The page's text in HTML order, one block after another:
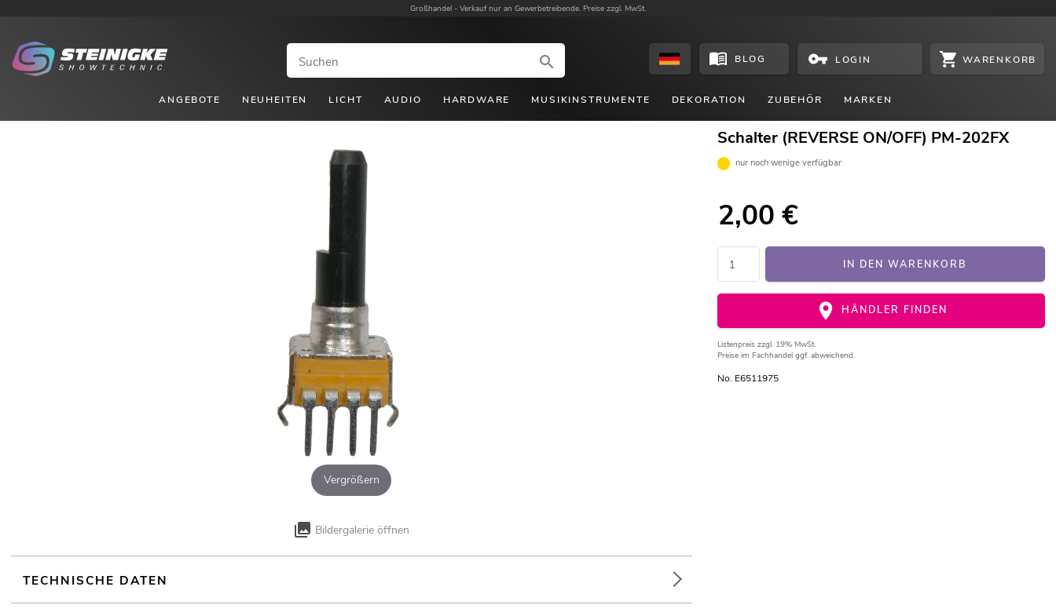
Großhandel - Verkauf nur an Gewerbetreibende. Preise zzgl. MwSt.
BLOG LOGIN WARENKORB
ANGEBOTE NEUHEITEN LICHT AUDIO HARDWARE MUSIKINSTRUMENTE DEKORATION ZUBEHÖR MARKEN
Vergrößern
Bildergalerie öffnen
Schalter (REVERSE ON/OFF) PM-202FX
nur noch wenige verfügbar
2,00 €
IN DEN WARENKORB
HÄNDLER FINDEN
Listenpreis zzgl. 19% MwSt.
Preise im Fachhandel ggf. abweichend.
No. E6511975
TECHNISCHE DATEN